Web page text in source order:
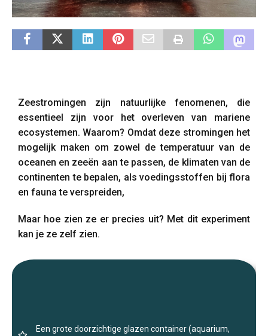
Zeestromingen zijn natuurlijke fenomenen, die
essentieel zijn voor het overleven van mariene
ecosystemen. Waarom? Omdat deze stromingen het
mogelijk maken om zowel de temperatuur van de
oceanen en zeeën aan te passen, de klimaten van de
continenten te bepalen, als voedingsstoffen bij flora
en fauna te verspreiden,
Maar hoe zien ze er precies uit? Met dit experiment
kan je ze zelf zien.
Een grote doorzichtige glazen container (aquarium,